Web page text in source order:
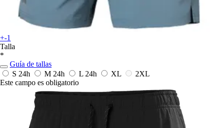
+-1
Talla
*
Guía de tallas
S 24h M 24h L 24h XL
2XL
Este campo es obligatorio